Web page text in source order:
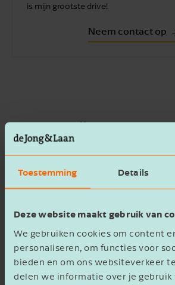
Toestemming Details
Deze website maakt gebruik van
We gebruiken cookies om content
personaliseren, om functies voor
bieden en om ons websiteverkeer
delen we informatie over je gebruik
is mijn grootste drive!
Neem contact op
Tegenbewijs omvang
aansprakelijkheidsschuld
De inlener en doorlener mogen
tegenbewijs leveren over de
op basis van stukken uit de
Uitzendonderneming is
uitlener